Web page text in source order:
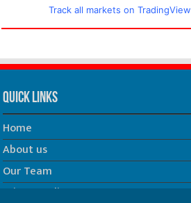
Track all markets on TradingView
Quick Links
Home
About us
Our Team
Privacy Policy